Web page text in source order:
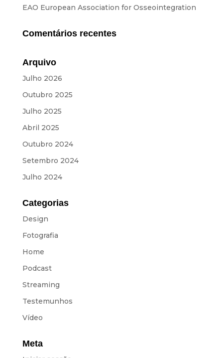
NOTÍCIAS
CONTACTOS
PT
EAO European Association for Osseointegration
Comentários recentes
Arquivo
Julho 2026
Outubro 2025
Julho 2025
Abril 2025
Outubro 2024
Setembro 2024
Julho 2024
Categorias
Design
Fotografia
Home
Podcast
Streaming
Testemunhos
Vídeo
Meta